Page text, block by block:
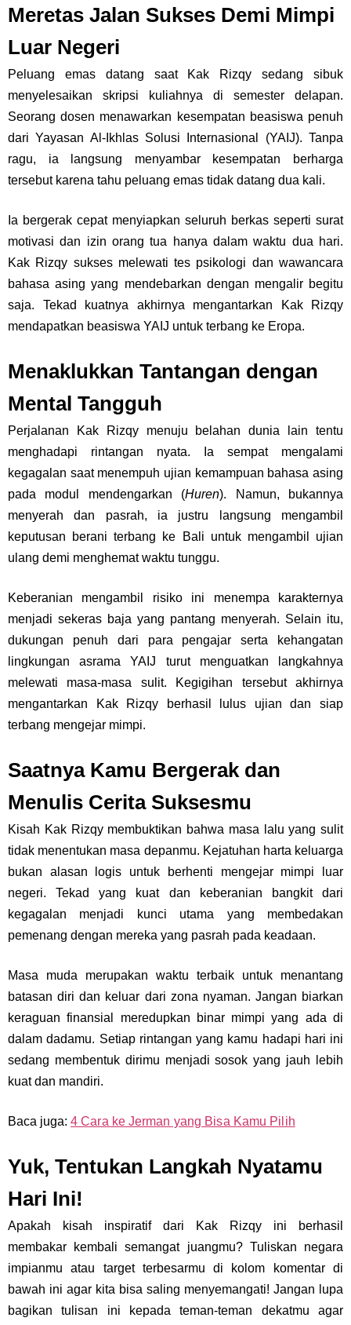
Meretas Jalan Sukses Demi Mimpi
Luar Negeri
Peluang emas datang saat Kak Rizqy sedang sibuk
menyelesaikan skripsi kuliahnya di semester delapan.
Seorang dosen menawarkan kesempatan beasiswa penuh
dari Yayasan Al-Ikhlas Solusi Internasional (YAIJ). Tanpa
ragu, ia langsung menyambar kesempatan berharga
tersebut karena tahu peluang emas tidak datang dua kali.
Ia bergerak cepat menyiapkan seluruh berkas seperti surat
motivasi dan izin orang tua hanya dalam waktu dua hari.
Kak Rizqy sukses melewati tes psikologi dan wawancara
bahasa asing yang mendebarkan dengan mengalir begitu
saja. Tekad kuatnya akhirnya mengantarkan Kak Rizqy
mendapatkan beasiswa YAIJ untuk terbang ke Eropa.
Menaklukkan Tantangan dengan
Mental Tangguh
Perjalanan Kak Rizqy menuju belahan dunia lain tentu
menghadapi rintangan nyata. Ia sempat mengalami
kegagalan saat menempuh ujian kemampuan bahasa asing
pada modul mendengarkan (Huren). Namun, bukannya
menyerah dan pasrah, ia justru langsung mengambil
keputusan berani terbang ke Bali untuk mengambil ujian
ulang demi menghemat waktu tunggu.
Keberanian mengambil risiko ini menempa karakternya
menjadi sekeras baja yang pantang menyerah. Selain itu,
dukungan penuh dari para pengajar serta kehangatan
lingkungan asrama YAIJ turut menguatkan langkahnya
melewati masa-masa sulit. Kegigihan tersebut akhirnya
mengantarkan Kak Rizqy berhasil lulus ujian dan siap
terbang mengejar mimpi.
Saatnya Kamu Bergerak dan
Menulis Cerita Suksesmu
Kisah Kak Rizqy membuktikan bahwa masa lalu yang sulit
tidak menentukan masa depanmu. Kejatuhan harta keluarga
bukan alasan logis untuk berhenti mengejar mimpi luar
negeri. Tekad yang kuat dan keberanian bangkit dari
kegagalan menjadi kunci utama yang membedakan
pemenang dengan mereka yang pasrah pada keadaan.
Masa muda merupakan waktu terbaik untuk menantang
batasan diri dan keluar dari zona nyaman. Jangan biarkan
keraguan finansial meredupkan binar mimpi yang ada di
dalam dadamu. Setiap rintangan yang kamu hadapi hari ini
sedang membentuk dirimu menjadi sosok yang jauh lebih
kuat dan mandiri.
Baca juga: 4 Cara ke Jerman yang Bisa Kamu Pilih
Yuk, Tentukan Langkah Nyatamu
Hari Ini!
Apakah kisah inspiratif dari Kak Rizqy ini berhasil
membakar kembali semangat juangmu? Tuliskan negara
impianmu atau target terbesarmu di kolom komentar di
bawah ini agar kita bisa saling menyemangati! Jangan lupa
bagikan tulisan ini kepada teman-teman dekatmu agar